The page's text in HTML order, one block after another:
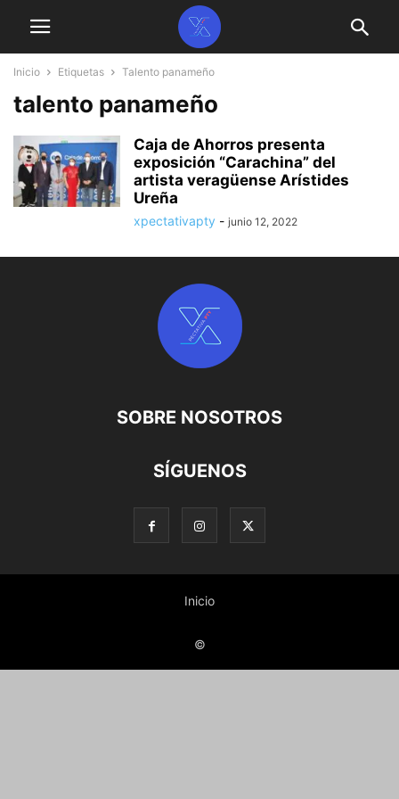
Inicio Etiquetas Talento panameño
talento panameño
Caja de Ahorros presenta
exposición “Carachina” del
artista veragüense Arístides
Ureña
xpectativapty - junio 12, 2022
SOBRE NOSOTROS
SÍGUENOS
Inicio
©